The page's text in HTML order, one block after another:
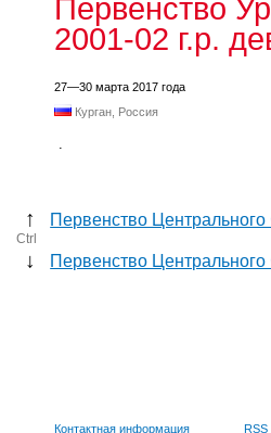
Первенство
2001-02 г.р.
27—30 марта 2017 года
Курган, Россия
.
↑ Первенство
Ctrl
↓ Первенство
Контактная информация
RSS